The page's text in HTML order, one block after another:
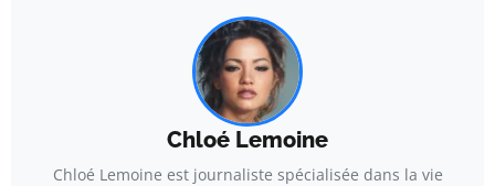
Chloé Lemoine
Chloé Lemoine est journaliste spécialisée dans la vie